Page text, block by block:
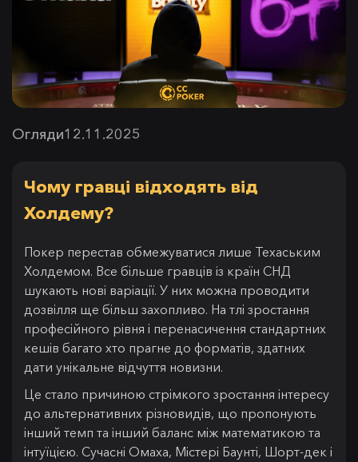
Огляди12.11.2025
Чому гравці відходять від
Холдему?
Покер перестав обмежуватися лише Техаським
Холдемом. Все більше гравців із країн СНД
шукають нові варіації. У них можна проводити
дозвілля ще більш захопливо. На тлі зростання
професійного рівня і перенасичення стандартних
кешів багато хто прагне до форматів, здатних
дати унікальне відчуття новизни.
Це стало причиною стрімкого зростання інтересу
до альтернативних різновидів, що пропонують
інший темп та інший баланс між математикою та
інтуїцією. Сучасні Омаха, Містері Баунті, Шорт-дек і